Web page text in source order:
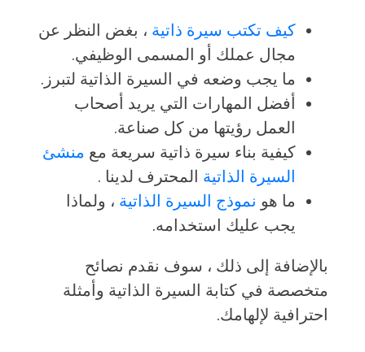
كيف تكتب سيرة ذاتية ، بغض النظر عن
مجال عملك أو المسمى الوظيفي.
ما يجب وضعه في السيرة الذاتية لتبرز.
أفضل المهارات التي يريد أصحاب
العمل رؤيتها من كل صناعة.
كيفية بناء سيرة ذاتية سريعة مع منشئ
السيرة الذاتية المحترف لدينا .
ما هو نموذج السيرة الذاتية ، ولماذا
يجب عليك استخدامه.
بالإضافة إلى ذلك ، سوف نقدم نصائح
متخصصة في كتابة السيرة الذاتية وأمثلة
احترافية لإلهامك.